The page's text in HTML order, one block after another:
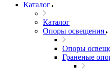
Каталог
Каталог
Опоры освещения
Опоры
Граненые